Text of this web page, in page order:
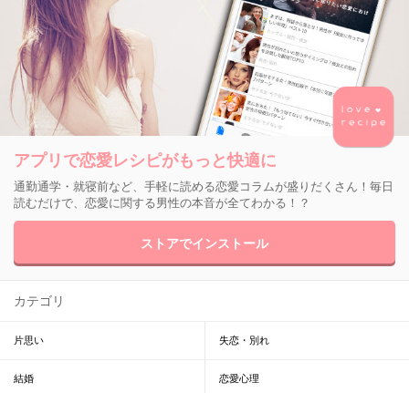
アプリで恋愛レシピがもっと快適に
通勤通学・就寝前など、手軽に読める恋愛コラムが盛りだくさん！毎日
読むだけで、恋愛に関する男性の本音が全てわかる！？
ストアでインストール
カテゴリ
片思い 失恋・別れ
結婚 恋愛心理